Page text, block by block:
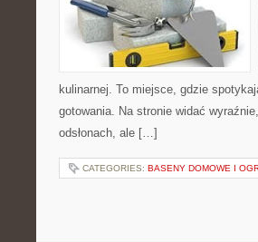
kulinarnej. To miejsce, gdzie
gotowania. Na stronie widać
odsłonach, ale […]
CATEGORIES: BASENY DOMOWE I